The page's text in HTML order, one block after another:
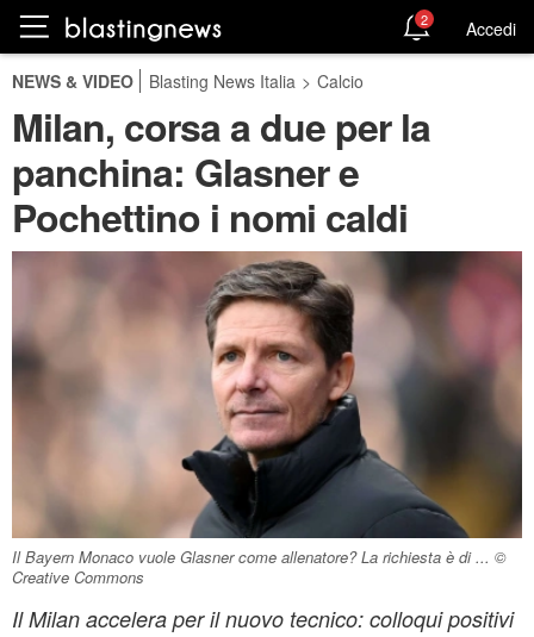
2 Accedi
NEWS & VIDEO Blasting News Italia > Calcio
Milan, corsa a due per la
panchina: Glasner e
Pochettino i nomi caldi
Il Bayern Monaco vuole Glasner come allenatore? La richiesta è di ... ©
Creative Commons
Il Milan accelera per il nuovo tecnico: colloqui positivi